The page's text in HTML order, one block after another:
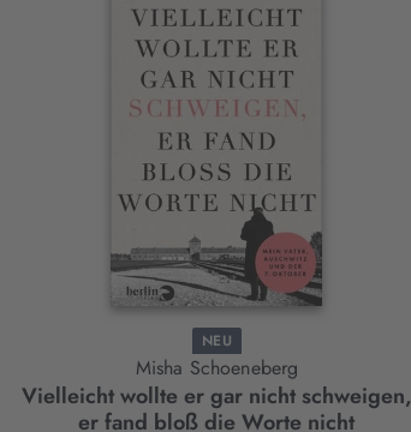
NEU
Misha Schoeneberg
Vielleicht wollte er gar nicht schweigen,
er fand bloß die Worte nicht